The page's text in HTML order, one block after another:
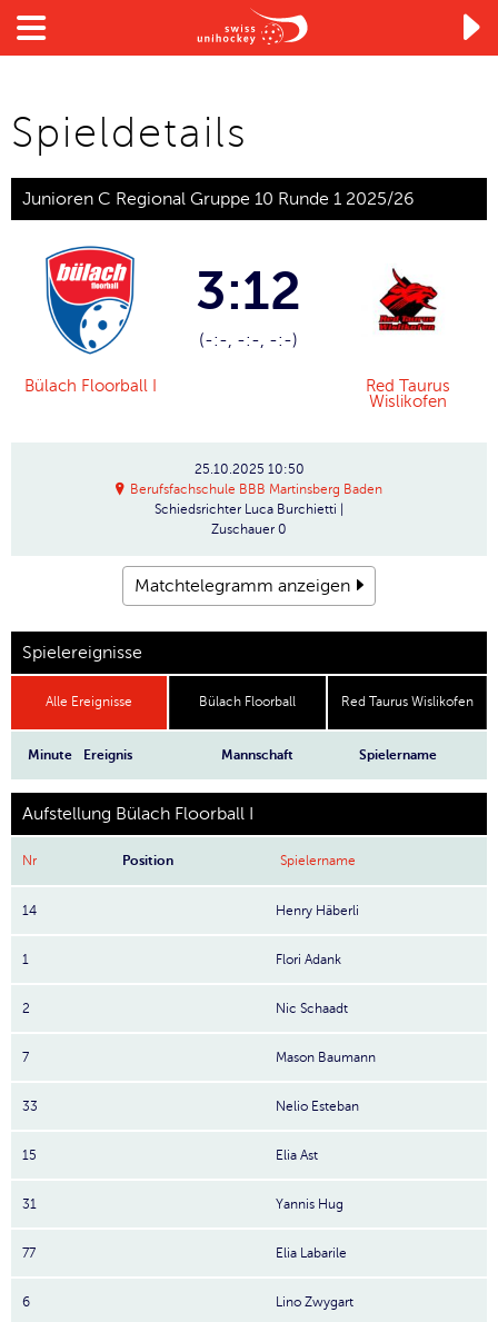

Spieldetails
Junioren C Regional Gruppe 10 Runde 1 2025/26
Bülach Floorball I
3:12
(-:-, -:-, -:-)
Red Taurus
Wislikofen
25.10.2025 10:50
Berufsfachschule BBB Martinsberg Baden
Schiedsrichter Luca Burchietti |
Zuschauer 0
Matchtelegramm anzeigen
Spielereignisse
Alle Ereignisse Bülach Floorball Red Taurus Wislikofen
Minute Ereignis Mannschaft Spielername
Aufstellung Bülach Floorball I
Nr Position Spielername
14 Henry Häberli
1 Flori Adank
2 Nic Schaadt
7 Mason Baumann
33 Nelio Esteban
15 Elia Ast
31 Yannis Hug
77 Elia Labarile
6 Lino Zwygart